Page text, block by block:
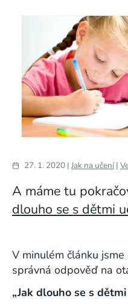
27. 1. 2020 | Jak na učení|
A máme tu
dlouho se s dětmi
V minulém článku
správná odpověď na
„Jak dlouho se s